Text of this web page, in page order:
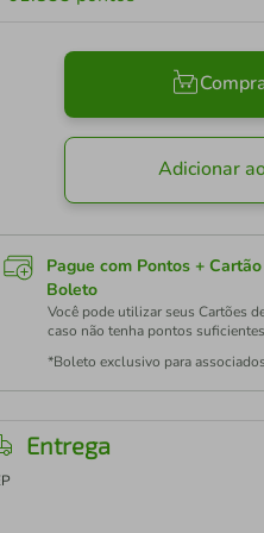
Adicionar
Pague com Pontos +
Boleto
Você pode utilizar seus Cartões
caso não tenha pontos
*Boleto exclusivo para
Entrega